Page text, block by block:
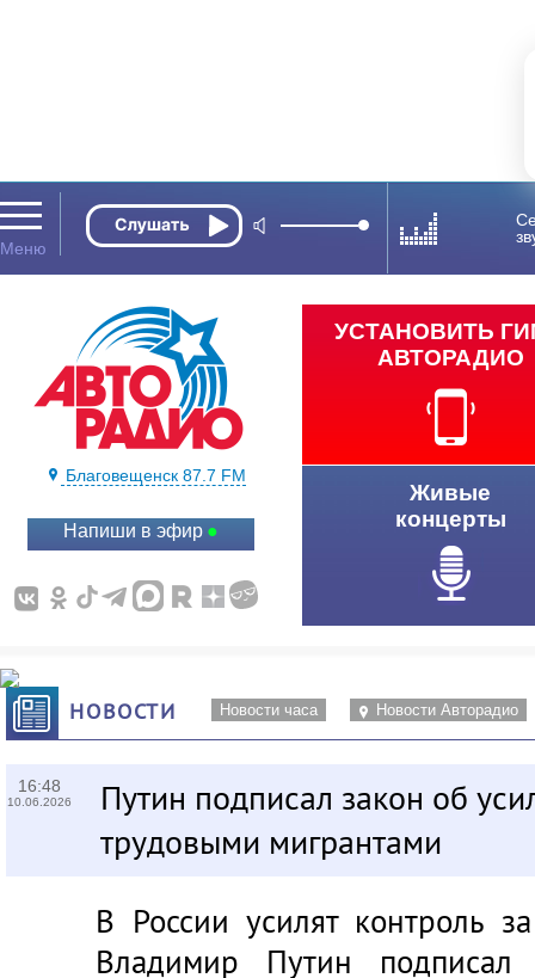
Благовещенск 87.7 FM
Напиши в эфир
УСТАНОВИТЬ
АВТОРАДИО
Живые
концерты
НОВОСТИ Новости часа Новости Авторадио
16:48
10.06.2026
Путин подписал закон об
трудовыми мигрантами
В России усилят контроль
Владимир Путин подписал